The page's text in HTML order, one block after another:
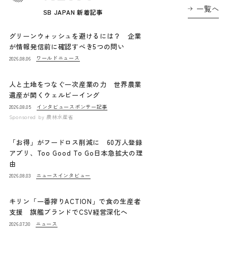
SB JAPAN 新着記事 一覧へ
グリーンウォッシュを避けるには？ 企業
が情報発信前に確認すべき5つの問い
2026.08.06 ワールドニュース
人と土地をつなぐ一次産業の力 世界農業
遺産が開くウェルビーイング
2026.08.05 インタビュー スポンサー記事
Sponsored by 農林水産省
「お得」がフードロス削減に 60万人登録
アプリ、Too Good To Go日本急拡大の理
由
2026.08.03 ニュース インタビュー
キリン「一番搾りACTION」で食の生産者
支援 旗艦ブランドでCSV経営深化へ
2026.07.30 ニュース